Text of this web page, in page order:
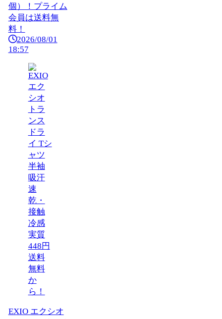
個）！プライム
会員は送料無
料！
2026/08/01
18:57
EXIO エクシオ